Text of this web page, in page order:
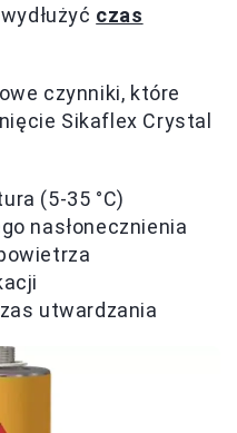
czas
czynniki, które
Sikaflex Crystal
(5-35 °C)
nasłonecznienia
utwardzania